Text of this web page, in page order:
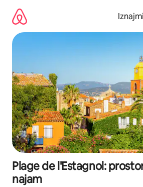
sadržaj
Plage de l'Estagnol:
najam